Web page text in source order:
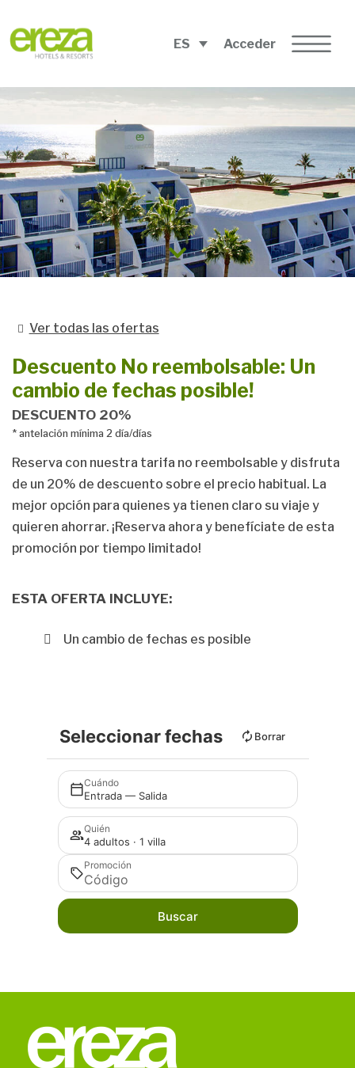
ES Acceder
Ver todas las ofertas
Descuento No reembolsable: Un
cambio de fechas posible!
DESCUENTO 20%
antelación mínima 2 día/días
Reserva con nuestra tarifa no reembolsable y disfruta
de un 20% de descuento sobre el precio habitual. La
mejor opción para quienes ya tienen claro su viaje y
quieren ahorrar. ¡Reserva ahora y benefíciate de esta
promoción por tiempo limitado!
ESTA OFERTA INCLUYE:
Un cambio de fechas es posible
Seleccionar fechas Borrar
Cuándo
Entrada — Salida
Quién
4 adultos · 1 villa
Promoción
Buscar